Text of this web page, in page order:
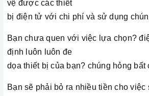
vệ được các thiết
bị điện tử với chi phí và sử dụng
Bạn chưa quen với việc lựa chọn?
định luôn luôn đe
dọa thiết bị của bạn? chúng hỏng bất
Bạn sẽ phải bỏ ra nhiều tiền cho